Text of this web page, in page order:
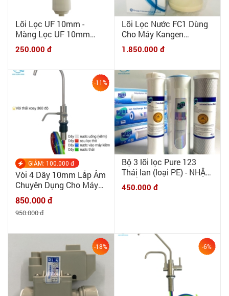
Lõi Lọc UF 10mm -
Màng Lọc UF 10mm
Korea có van xả thải
6mm
250.000 đ
Lõi Lọc Nước FC1 Dùng
Cho Máy Kangen
Leverluk K8, SD501,
SD501 Pltainum, DX, Jr2,
hãng ENAGIC
1.850.000 đ
-11%
GIẢM: 100.000 đ
Vòi 4 Dây 10mm Lắp Âm
Chuyên Dụng Cho Máy
Lọc Nước Điện Giải Ion
Kiềm INOX 304 CAO CẤP
850.000 đ
950.000 đ
Bộ 3 lõi lọc Pure 123
Thái lan (loại PE) - NHẬP
KHẨU CHÍNH HÃNG Pure
Thái Lan - Bộ lọc thô
450.000 đ
-18% -6%